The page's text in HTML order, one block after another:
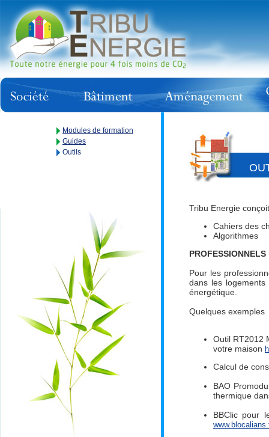
Modules de formation
Guides
Outils
Tribu Energie
Cahiers des
Algorithmes
PROFESSIONNELS
Pour les
dans les
énergétique.
Quelques exemples
Outil RT2012
votre maison
Calcul de
BAO
thermique
BBClic pour